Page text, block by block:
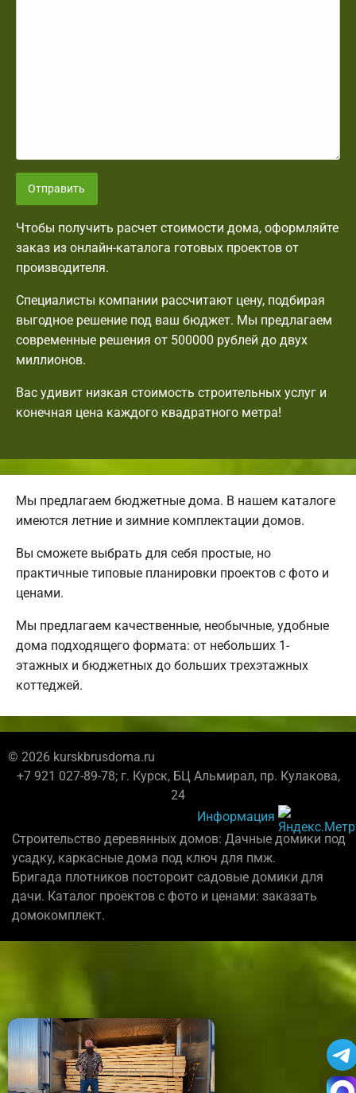
Отправить
Чтобы получить расчет стоимости дома, оформляйте
заказ из онлайн-каталога готовых проектов от
производителя.
Специалисты компании рассчитают цену, подбирая
выгодное решение под ваш бюджет. Мы предлагаем
современные решения от 500000 рублей до двух
миллионов.
Вас удивит низкая стоимость строительных услуг и
конечная цена каждого квадратного метра!
Мы предлагаем бюджетные дома. В нашем каталоге
имеются летние и зимние комплектации домов.
Вы сможете выбрать для себя простые, но
практичные типовые планировки проектов с фото и
ценами.
Мы предлагаем качественные, необычные, удобные
дома подходящего формата: от небольших 1-
этажных и бюджетных до больших трехэтажных
коттеджей.
© 2026 kurskbrusdoma.ru
+7 921 027-89-78; г. Курск, БЦ Альмирал, пр. Кулакова,
24
Информация
Строительство деревянных домов: Дачные домики под
усадку, каркасные дома под ключ для пмж.
Бригада плотников постороит садовые домики для
дачи. Каталог проектов с фото и ценами: заказать
домокомплект.